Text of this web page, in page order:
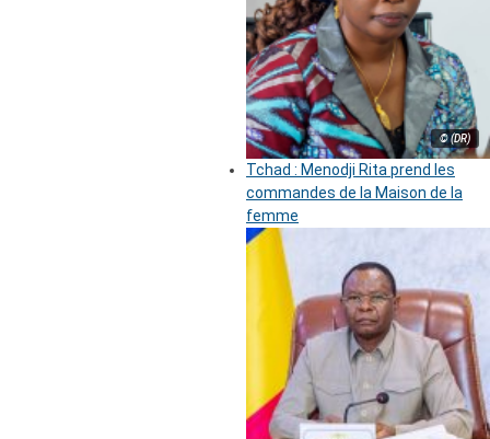
© (DR)
Tchad : Menodji Rita prend les
commandes de la Maison de la
femme